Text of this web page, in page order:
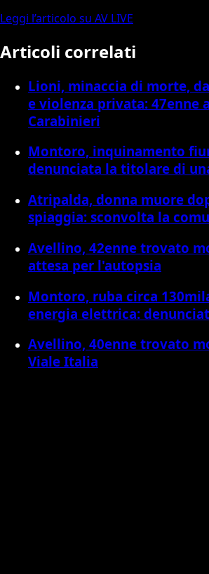
Leggi l’articolo su AV LIVE
Articoli correlati
Lioni, minaccia di morte,
e violenza privata: 47enne
Carabinieri
Montoro, inquinamento
denunciata la titolare di
Atripalda, donna muore
spiaggia: sconvolta la
Avellino, 42enne trovato
attesa per l'autopsia
Montoro, ruba circa
energia elettrica:
Avellino, 40enne trovato
Viale Italia